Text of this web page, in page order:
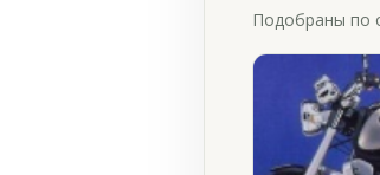
Подобраны по